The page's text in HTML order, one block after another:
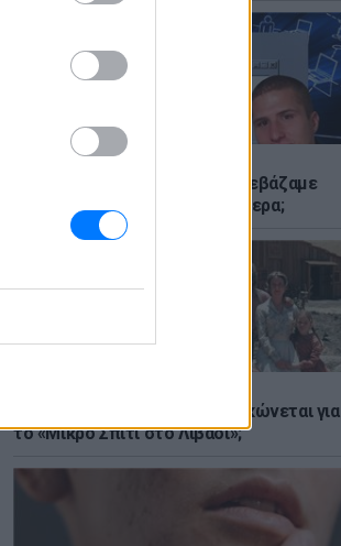
Έφτιαξαν το Napster που κατεβάζαμε
μουσική - Πού βρίσκονται σήμερα;
Explainer: Γιατί η Αμερική τσακώνεται για
το «Μικρό Σπίτι στο Λιβάδι»;